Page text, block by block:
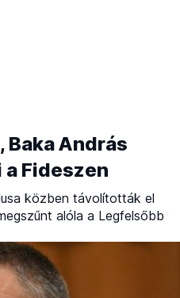
Baka András
Fideszen
közben távolították el
alóla a Legfelsőbb